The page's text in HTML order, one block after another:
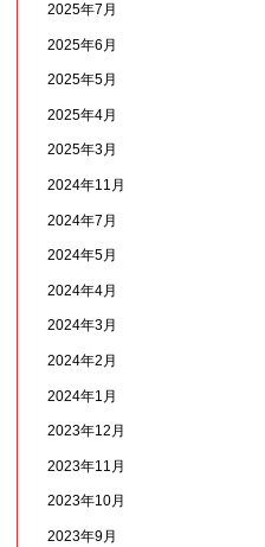
2025年7月
2025年6月
2025年5月
2025年4月
2025年3月
2024年11月
2024年7月
2024年5月
2024年4月
2024年3月
2024年2月
2024年1月
2023年12月
2023年11月
2023年10月
2023年9月